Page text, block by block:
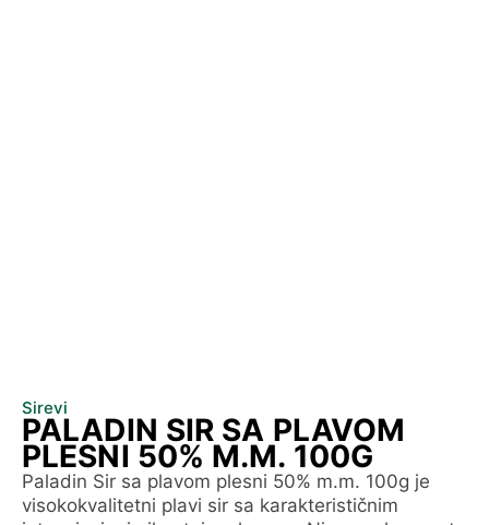
Sirevi
PALADIN SIR SA PLAVOM
PLESNI 50% M.M. 100G
Paladin Sir sa plavom plesni 50% m.m. 100g je
visokokvalitetni plavi sir sa karakterističnim